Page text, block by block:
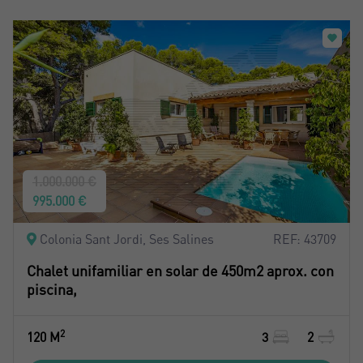
995.000 €
Colonia Sant Jordi, Ses Salines REF: 43709
Chalet unifamiliar en solar de 450m2 aprox. con
piscina,
120 M2 3 2